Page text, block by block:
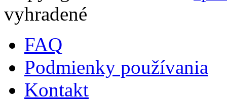
vyhradené
FAQ
Podmienky používania
Kontakt